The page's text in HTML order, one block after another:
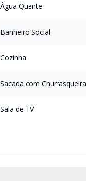
Água Quente
Banheiro Social
Cozinha
Sacada com Churrasqueira
Sala de TV